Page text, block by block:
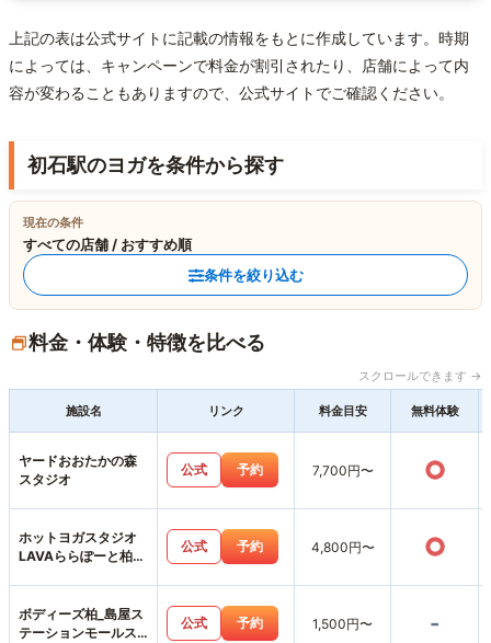
上記の表は公式サイトに記載の情報をもとに作成しています。時期
によっては、キャンペーンで料金が割引されたり、店舗によって内
容が変わることもありますので、公式サイトでご確認ください。
初石駅のヨガを条件から探す
現在の条件
すべての店舗 / おすすめ順
条件を絞り込む
料金・体験・特徴を比べる
スクロールできます →
施設名 リンク 料金目安 無料体験
ヤードおおたかの森
スタジオ
公式 予約 7,700円〜 ○
ホットヨガスタジオ
LAVAららぽーと柏の
公式 予約 4,800円〜 ○
ボディーズ柏_島屋ス
テーションモールス
公式 予約 1,500円〜 -